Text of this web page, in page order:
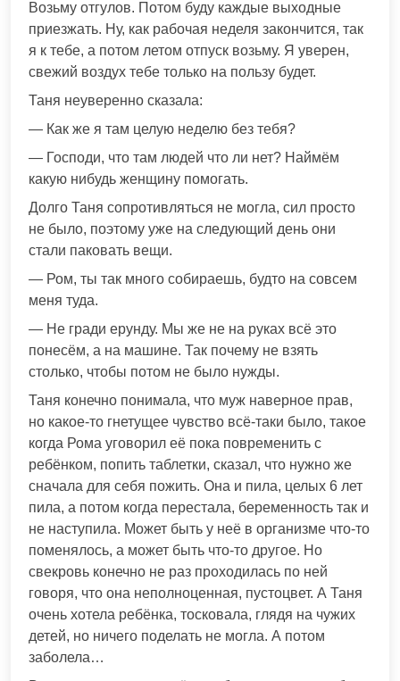
Возьму отгулов. Потом буду каждые выходные
приезжать. Ну, как рабочая неделя закончится, так
я к тебе, а потом летом отпуск возьму. Я уверен,
свежий воздух тебе только на пользу будет.
Таня неуверенно сказала:
— Как же я там целую неделю без тебя?
— Господи, что там людей что ли нет? Наймём
какую нибудь женщину помогать.
Долго Таня сопротивляться не могла, сил просто
не было, поэтому уже на следующий день они
стали паковать вещи.
— Ром, ты так много собираешь, будто на совсем
меня туда.
— Не гради ерунду. Мы же не на руках всё это
понесём, а на машине. Так почему не взять
столько, чтобы потом не было нужды.
Таня конечно понимала, что муж наверное прав,
но какое-то гнетущее чувство всё-таки было, такое
когда Рома уговорил её пока повременить с
ребёнком, попить таблетки, сказал, что нужно же
сначала для себя пожить. Она и пила, целых 6 лет
пила, а потом когда перестала, беременность так и
не наступила. Может быть у неё в организме что-то
поменялось, а может быть что-то другое. Но
свекровь конечно не раз проходилась по ней
говоря, что она неполноценная, пустоцвет. А Таня
очень хотела ребёнка, тосковала, глядя на чужих
детей, но ничего поделать не могла. А потом
заболела…